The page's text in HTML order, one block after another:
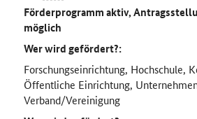
Förderprogramm aktiv,
möglich
Wer wird gefördert?:
Forschungseinrichtung, Hochschule,
Öffentliche Einrichtung,
Verband/Vereinigung